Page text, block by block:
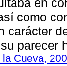
en
como
carácter
parecer
la Cueva,